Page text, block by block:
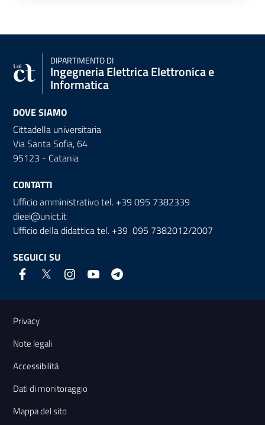
DIPARTIMENTO DI
Ingegneria Elettrica Elettronica e
Informatica
DOVE SIAMO
Cittadella universitaria
Via Santa Sofia, 64
95123 - Catania
CONTATTI
Ufficio amministrativo tel. +39 095 7382339
dieei@unict.it
Ufficio della didattica tel. +39 095 7382012/2007
SEGUICI SU
Link e informazioni utili
Privacy
Note legali
Accessibilità
Dati di monitoraggio
Mappa del sito